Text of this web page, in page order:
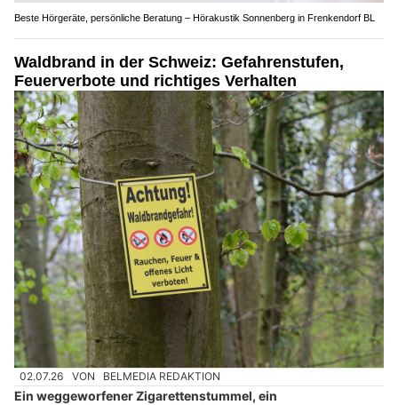
Beste Hörgeräte, persönliche Beratung – Hörakustik Sonnenberg in Frenkendorf BL
Waldbrand in der Schweiz: Gefahrenstufen,
Feuerverbote und richtiges Verhalten
02.07.26 VON BELMEDIA REDAKTION
Ein weggeworfener Zigarettenstummel, ein